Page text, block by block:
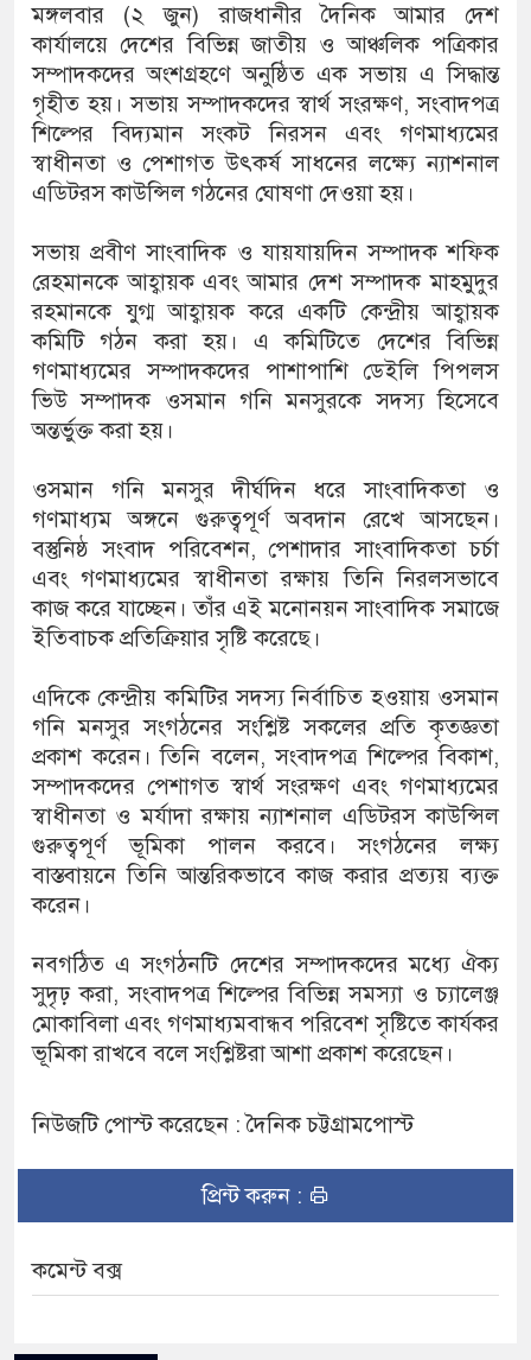
মঙ্গলবার (২ জুন) রাজধানীর দৈনিক আমার দেশ
কার্যালয়ে দেশের বিভিন্ন জাতীয় ও আঞ্চলিক পত্রিকার
সম্পাদকদের অংশগ্রহণে অনুষ্ঠিত এক সভায় এ সিদ্ধান্ত
গৃহীত হয়। সভায় সম্পাদকদের স্বার্থ সংরক্ষণ, সংবাদপত্র
শিল্পের বিদ্যমান সংকট নিরসন এবং গণমাধ্যমের
স্বাধীনতা ও পেশাগত উৎকর্ষ সাধনের লক্ষ্যে ন্যাশনাল
এডিটরস কাউন্সিল গঠনের ঘোষণা দেওয়া হয়।
সভায় প্রবীণ সাংবাদিক ও যায়যায়দিন সম্পাদক শফিক
রেহমানকে আহ্বায়ক এবং আমার দেশ সম্পাদক মাহমুদুর
রহমানকে যুগ্ম আহ্বায়ক করে একটি কেন্দ্রীয় আহ্বায়ক
কমিটি গঠন করা হয়। এ কমিটিতে দেশের বিভিন্ন
গণমাধ্যমের সম্পাদকদের পাশাপাশি ডেইলি পিপলস
ভিউ সম্পাদক ওসমান গনি মনসুরকে সদস্য হিসেবে
অন্তর্ভুক্ত করা হয়।
ওসমান গনি মনসুর দীর্ঘদিন ধরে সাংবাদিকতা ও
গণমাধ্যম অঙ্গনে গুরুত্বপূর্ণ অবদান রেখে আসছেন।
বস্তুনিষ্ঠ সংবাদ পরিবেশন, পেশাদার সাংবাদিকতা চর্চা
এবং গণমাধ্যমের স্বাধীনতা রক্ষায় তিনি নিরলসভাবে
কাজ করে যাচ্ছেন। তাঁর এই মনোনয়ন সাংবাদিক সমাজে
ইতিবাচক প্রতিক্রিয়ার সৃষ্টি করেছে।
এদিকে কেন্দ্রীয় কমিটির সদস্য নির্বাচিত হওয়ায় ওসমান
গনি মনসুর সংগঠনের সংশ্লিষ্ট সকলের প্রতি কৃতজ্ঞতা
প্রকাশ করেন। তিনি বলেন, সংবাদপত্র শিল্পের বিকাশ,
সম্পাদকদের পেশাগত স্বার্থ সংরক্ষণ এবং গণমাধ্যমের
স্বাধীনতা ও মর্যাদা রক্ষায় ন্যাশনাল এডিটরস কাউন্সিল
গুরুত্বপূর্ণ ভূমিকা পালন করবে। সংগঠনের লক্ষ্য
বাস্তবায়নে তিনি আন্তরিকভাবে কাজ করার প্রত্যয় ব্যক্ত
করেন।
নবগঠিত এ সংগঠনটি দেশের সম্পাদকদের মধ্যে ঐক্য
সুদৃঢ় করা, সংবাদপত্র শিল্পের বিভিন্ন সমস্যা ও চ্যালেঞ্জ
মোকাবিলা এবং গণমাধ্যমবান্ধব পরিবেশ সৃষ্টিতে কার্যকর
ভূমিকা রাখবে বলে সংশ্লিষ্টরা আশা প্রকাশ করেছেন।
নিউজটি পোস্ট করেছেন : দৈনিক চট্টগ্রামপোস্ট
প্রিন্ট করুন :
কমেন্ট বক্স